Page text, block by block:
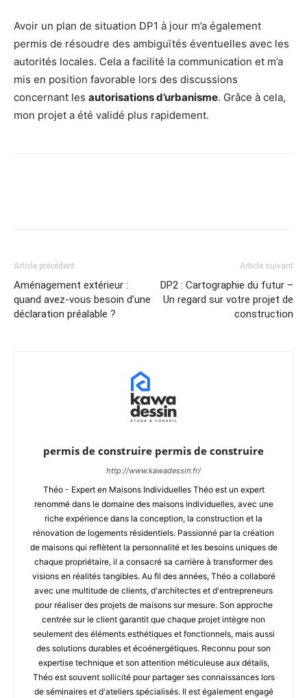
Avoir un plan de situation DP1 à jour m’a également
permis de résoudre des ambiguïtés éventuelles avec les
autorités locales. Cela a facilité la communication et m’a
mis en position favorable lors des discussions
concernant les autorisations d’urbanisme. Grâce à cela,
mon projet a été validé plus rapidement.
Article précédent
Aménagement extérieur :
quand avez-vous besoin d’une
déclaration préalable ?
Article suivant
DP2 : Cartographie du futur –
Un regard sur votre projet de
construction
permis de construire permis de construire
http://www.kawadessin.fr/
Théo - Expert en Maisons Individuelles Théo est un expert
renommé dans le domaine des maisons individuelles, avec une
riche expérience dans la conception, la construction et la
rénovation de logements résidentiels. Passionné par la création
de maisons qui reflètent la personnalité et les besoins uniques de
chaque propriétaire, il a consacré sa carrière à transformer des
visions en réalités tangibles. Au fil des années, Théo a collaboré
avec une multitude de clients, d'architectes et d'entrepreneurs
pour réaliser des projets de maisons sur mesure. Son approche
centrée sur le client garantit que chaque projet intègre non
seulement des éléments esthétiques et fonctionnels, mais aussi
des solutions durables et écoénergétiques. Reconnu pour son
expertise technique et son attention méticuleuse aux détails,
Théo est souvent sollicité pour partager ses connaissances lors
de séminaires et d'ateliers spécialisés. Il est également engagé